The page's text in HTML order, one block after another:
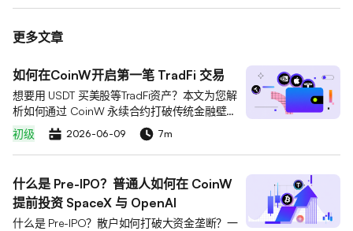
更多文章
如何在CoinW开启第一笔 TradFi 交易
想要用 USDT 买美股等TradFi资产？本文为您解
析如何通过 CoinW 永续合约打破传统金融壁
垒。灵活运用杠杆，一键开启您的第一笔 24/7
全天候 TradFi 跨界交易。
初级 2026-06-09 7m
什么是 Pre-IPO？普通人如何在 CoinW
提前投资 SpaceX 与 OpenAI
什么是 Pre-IPO？散户如何打破大资金垄断？一